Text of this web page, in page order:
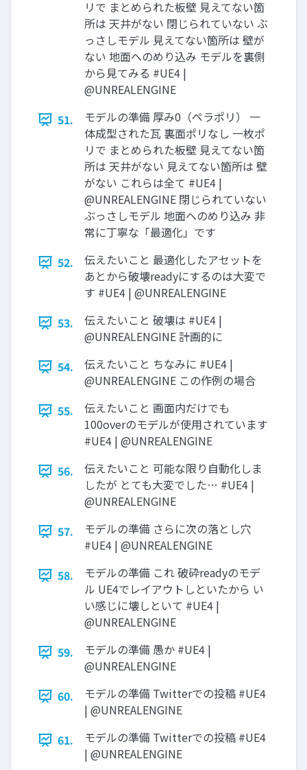
リで まとめられた板壁 見えてない箇
所は 天井がない 閉じられていない ぶ
っさしモデル 見えてない箇所は 壁が
ない 地面へのめり込み モデルを裏側
から見てみる #UE4 |
@UNREALENGINE
51.
モデルの準備 厚み0（ペラポリ） 一
体成型された瓦 裏面ポリなし 一枚ポ
リで まとめられた板壁 見えてない箇
所は 天井がない 見えてない箇所は 壁
がない これらは全て #UE4 |
@UNREALENGINE 閉じられていない
ぶっさしモデル 地面へのめり込み 非
常に丁寧な「最適化」です
52.
伝えたいこと 最適化したアセットを
あとから破壊readyにするのは大変で
す #UE4 | @UNREALENGINE
53.
伝えたいこと 破壊は #UE4 |
@UNREALENGINE 計画的に
54.
伝えたいこと ちなみに #UE4 |
@UNREALENGINE この作例の場合
55.
伝えたいこと 画面内だけでも
100overのモデルが使用されています
#UE4 | @UNREALENGINE
56.
伝えたいこと 可能な限り自動化しま
したが とても大変でした… #UE4 |
@UNREALENGINE
57.
モデルの準備 さらに次の落とし穴
#UE4 | @UNREALENGINE
58.
モデルの準備 これ 破砕readyのモデ
ル UE4でレイアウトしといたから い
い感じに壊しといて #UE4 |
@UNREALENGINE
59.
モデルの準備 愚か #UE4 |
@UNREALENGINE
60.
モデルの準備 Twitterでの投稿 #UE4
| @UNREALENGINE
61.
モデルの準備 Twitterでの投稿 #UE4
| @UNREALENGINE